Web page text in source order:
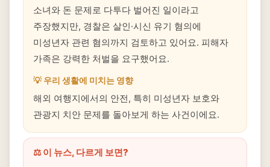
소녀와 돈 문제로 다투다 벌어진 일이라고
주장했지만, 경찰은 살인·시신 유기 혐의에
미성년자 관련 혐의까지 검토하고 있어요. 피해자
가족은 강력한 처벌을 요구했어요.
💡 우리 생활에 미치는 영향
해외 여행지에서의 안전, 특히 미성년자 보호와
관광지 치안 문제를 돌아보게 하는 사건이에요.
⚖️ 이 뉴스, 다르게 보면?